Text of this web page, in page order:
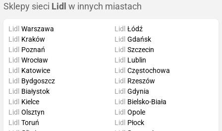
Sklepy sieci Lidl w innych miastach
Lidl Warszawa
Lidl
Kraków
Lidl
Poznań
Lidl Wrocław
Lidl Łódź
Lidl Gdańsk
Lidl Szczecin
Lidl
Lublin
Lidl
Katowice
Lidl
Bydgoszcz
Lidl
Białystok
Lidl
Kielce
Lidl Częstochowa
Lidl
Rzeszów
Lidl Gdynia
Lidl
Bielsko-Biała
Lidl Olsztyn
Lidl Toruń
Lidl Opole
Lidl
Płock